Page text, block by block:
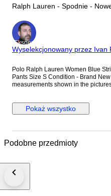
Ralph Lauren - Spodnie -
Ekspert
Wyselekcjonowany przez Ivan
Polo Ralph Lauren Women Blue
Pants Size S Condition - Brand New with Tags! 100% authentic! The
measurements shown in the pictures are as
Pokaż wszystko
Podobne przedmioty